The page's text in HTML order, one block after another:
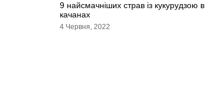
9 найсмачніших страв із кукурудзою в
качанах
4 Червня, 2022